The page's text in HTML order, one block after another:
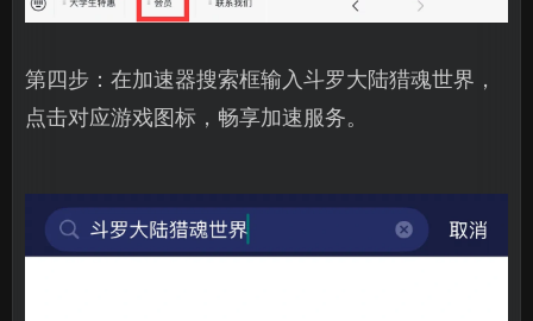
第四步：在加速器搜索框输入斗罗大陆猎魂世界，
点击对应游戏图标，畅享加速服务。